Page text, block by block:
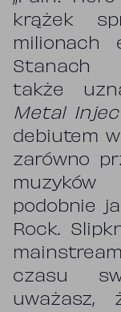
krążek
milionach
Stanach
także
Metal
debiutem
zarówno
podobnie
Rock.
czasu
uważasz,